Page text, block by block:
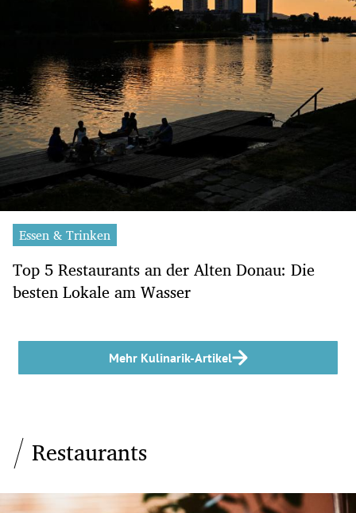
Essen & Trinken
Top 5 Restaurants an der Alten Donau: Die
besten Lokale am Wasser
Mehr Kulinarik-Artikel
Restaurants